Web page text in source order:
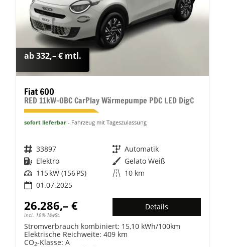
ab 332,– € mtl.
Fiat 600
RED 11kW-OBC CarPlay Wärmepumpe PDC LED DigC
sofort lieferbar Fahrzeug mit Tageszulassung
Fahrzeugnr. 33897 Getriebe Automatik
Kraftstoff Elektro Außenfarbe Gelato Weiß
Leistung 115 kW (156 PS) Kilometerstand 10 km
01.07.2025
26.286,– €
incl. 19% MwSt.
Details
Stromverbrauch kombiniert: 15,10 kWh/100km
Elektrische Reichweite: 409 km
CO2-Klasse: A